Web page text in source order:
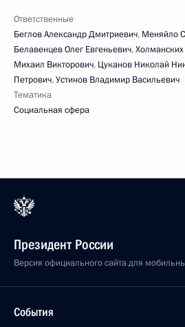
Ответственные
Беглов Александр Дмитриевич, Меняйло
Белавенцев Олег Евгеньевич,
Михаил Викторович, Цуканов Николай
Петрович,Устинов Владимир Васильевич
Тематика
Социальная сфера
Президент России
Версия официального сайта для
События